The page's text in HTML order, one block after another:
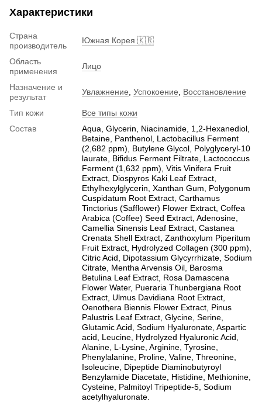
Характеристики
Страна
производитель
Южная Корея 🇰🇷
Область
применения
Лицо
Назначение и
результат
Увлажнение Успокоение Восстановление
Тип кожи
Все типы кожи
Состав
Aqua, Glycerin, Niacinamide, 1,2-Hexanediol,
Betaine, Panthenol, Lactobacillus Ferment
(2,682 ppm), Butylene Glycol, Polyglyceryl-10
laurate, Bifidus Ferment Filtrate, Lactococcus
Ferment (1,632 ppm), Vitis Vinifera Fruit
Extract, Diospyros Kaki Leaf Extract,
Ethylhexylglycerin, Xanthan Gum, Polygonum
Cuspidatum Root Extract, Carthamus
Tinctorius (Safflower) Flower Extract, Coffea
Arabica (Coffee) Seed Extract, Adenosine,
Camellia Sinensis Leaf Extract, Castanea
Crenata Shell Extract, Zanthoxylum Piperitum
Fruit Extract, Hydrolyzed Collagen (300 ppm),
Citric Acid, Dipotassium Glycyrrhizate, Sodium
Citrate, Mentha Arvensis Oil, Barosma
Betulina Leaf Extract, Rosa Damascena
Flower Water, Pueraria Thunbergiana Root
Extract, Ulmus Davidiana Root Extract,
Oenothera Biennis Flower Extract, Pinus
Palustris Leaf Extract, Glycine, Serine,
Glutamic Acid, Sodium Hyaluronate, Aspartic
acid, Leucine, Hydrolyzed Hyaluronic Acid,
Alanine, L-Lysine, Arginine, Tyrosine,
Phenylalanine, Proline, Valine, Threonine,
Isoleucine, Dipeptide Diaminobutyroyl
Benzylamide Diacetate, Histidine, Methionine,
Cysteine, Palmitoyl Tripeptide-5, Sodium
acetylhyaluronate.